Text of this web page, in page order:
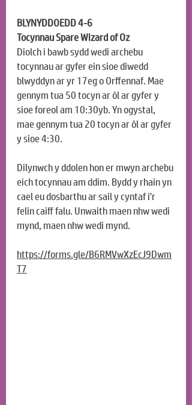
BLYNYDDOEDD 4-6
Tocynnau Spare Wizard of Oz
Diolch i bawb sydd wedi archebu
tocynnau ar gyfer ein sioe diwedd
blwyddyn ar yr 17eg o Orffennaf. Mae
gennym tua 50 tocyn ar ôl ar gyfer y
sioe foreol am 10:30yb. Yn ogystal,
mae gennym tua 20 tocyn ar ôl ar gyfer
y sioe 4:30.
Dilynwch y ddolen hon er mwyn archebu
eich tocynnau am ddim. Bydd y rhain yn
cael eu dosbarthu ar sail y cyntaf i'r
felin caiff falu. Unwaith maen nhw wedi
mynd, maen nhw wedi mynd.
https://forms.gle/B6RMVwXzEcJ9Dwm
T7